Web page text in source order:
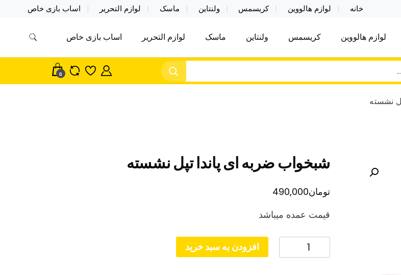
خانه لوازم هالووین کریسمس ولنتاین ماسک لوازم التحریر اساب بازی خاص
کادویی کریسمس اکسسوری ماسک
لوازم هالووین ولن تاین کادویی کریسمس اکسسوری ماسک در واردات مستقیم
لوازم هالووین کریسمس ولنتاین ماسک لوازم التحریر اساب بازی خاص
0
نشسته
شبخواب ضربه ای پاندا تپل نشسته
تومان490,000
قیمت عمده میباشد
شبخواب
ضربه
افزودن به سبد خرید